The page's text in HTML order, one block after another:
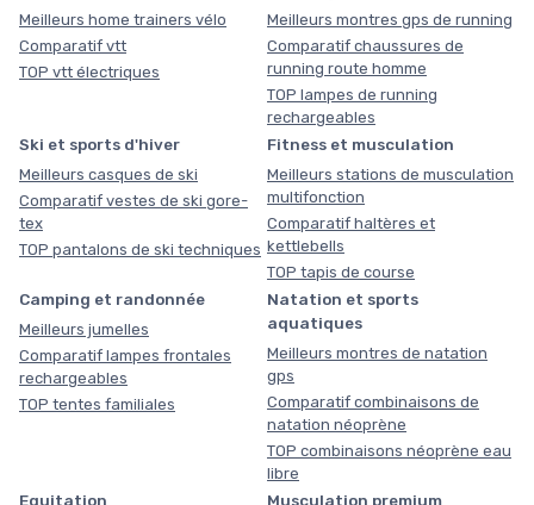
Meilleurs home trainers vélo
Comparatif vtt
TOP vtt électriques
Meilleurs montres gps de running
Comparatif chaussures de
running route homme
TOP lampes de running
rechargeables
Ski et sports d'hiver
Meilleurs casques de ski
Comparatif vestes de ski gore-
tex
TOP pantalons de ski techniques
Fitness et musculation
Meilleurs stations de musculation
multifonction
Comparatif haltères et
kettlebells
TOP tapis de course
Camping et randonnée
Meilleurs jumelles
Comparatif lampes frontales
rechargeables
TOP tentes familiales
Natation et sports
aquatiques
Meilleurs montres de natation
gps
Comparatif combinaisons de
natation néoprène
TOP combinaisons néoprène eau
libre
Equitation
Musculation premium